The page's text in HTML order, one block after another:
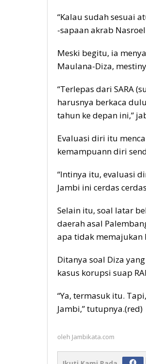
“Kalau sudah sesuai
-sapaan akrab
Meski begitu, ia
Maulana-Diza,
“Terlepas dari SARA
harusnya berkaca
tahun ke depan ini,”
Evaluasi diri itu
kemampuann diri
“Intinya itu, evaluasi
Jambi ini cerdas
Selain itu, soal latar
daerah asal
apa tidak memajukan
Ditanya soal Diza
kasus korupsi suap
“Ya, termasuk itu.
Jambi,” tutupnya.(red)
oleh Jambikata.com